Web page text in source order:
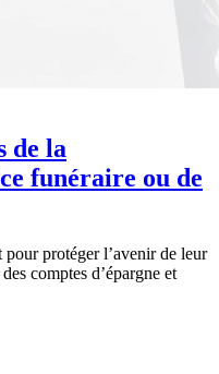
de la
funéraire ou de
protéger l’avenir de leur
comptes d’épargne et